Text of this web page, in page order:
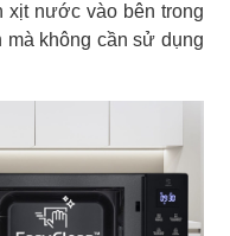
xịt nước vào bên trong
mà không cần sử dụng